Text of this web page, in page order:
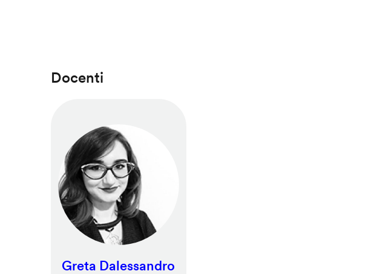
Docenti
Greta Dalessandro